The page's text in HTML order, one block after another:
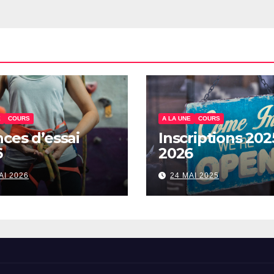
COURS
d’essai
2026
A LA UNE COURS
Inscriptions
2026
24 MAI 2025